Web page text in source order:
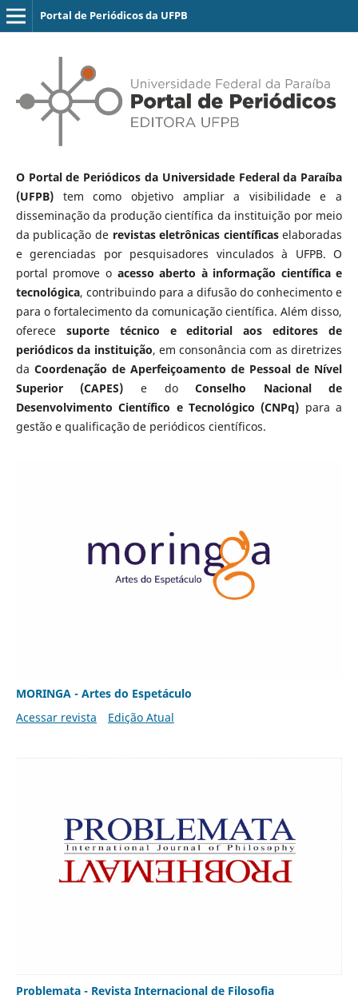
Portal de Periódicos da UFPB
O Portal de Periódicos da Universidade Federal da Paraíba
(UFPB)tem como objetivo ampliar a visibilidade e a
disseminação da produção científica da instituição por meio
da publicação de revistas eletrônicas científicaselaboradas
e gerenciadas por pesquisadores vinculados à UFPB. O
portal promove o acesso aberto à informação científica e
tecnológica, contribuindo para a difusão do conhecimento e
para o fortalecimento da comunicação científica. Além disso,
oferece suporte técnico e editorial aos editores de
periódicos da instituição, em consonância com as diretrizes
da Coordenação de Aperfeiçoamento de Pessoal de Nível
Superior (CAPES) e doConselho Nacional de
Desenvolvimento Científico e Tecnológico (CNPq) para a
gestão e qualificação de periódicos científicos.
MORINGA - Artes do Espetáculo
Acessar revista
Edição Atual
Problemata - Revista Internacional de Filosofia